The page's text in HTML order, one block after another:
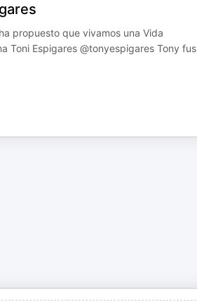
propuesto que vivamos una Vida
Toni Espigares @tonyespigares Tony